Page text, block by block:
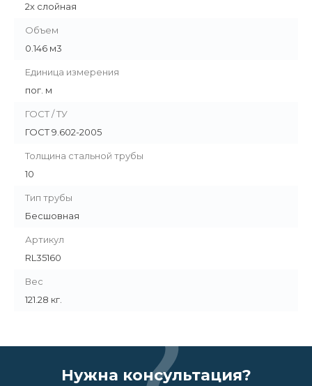
2х слойная
Объем
0.146 м3
Единица измерения
пог. м
ГОСТ / ТУ
ГОСТ 9.602-2005
Толщина стальной трубы
10
Тип трубы
Бесшовная
Артикул
RL35160
Вес
121.28 кг.
Нужна консультация?